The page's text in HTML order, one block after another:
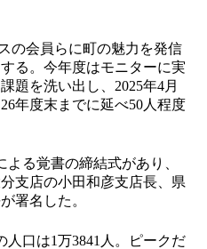
の会員らに町の魅力を発信
る。今年度はモニターに実
題を洗い出し、2025年4月
年度末までに延べ50人程度
る覚書の締結式があり、
支店の小田和彦支店長、県
署名した。
口は1万3841人。ピークだ